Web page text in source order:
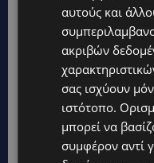
«Ασέβεια προς
UPDATES
ΔΗΜΟΣ ΛΑΤΣΙΩΝ –
κατά των Δομών
δέσμευση από το
UPDATES
ΑΓΙΟΣ ΙΩΑΝΝΗΣ
χωριού – Μια
αυτούς και
ακριβών
σας ισχύουν
ιστότοπο.
μπορεί να
συμφέρον αντί